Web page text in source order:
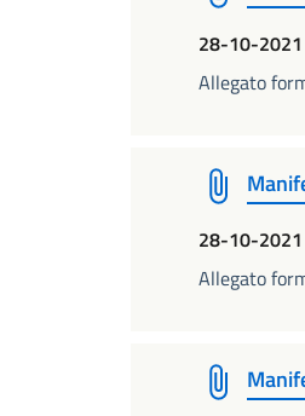
28-10-2021
Allegato
28-10-2021
Allegato